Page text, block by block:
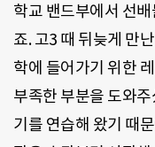
학교 밴드부에서 선
죠. 고3 때 뒤늦게 만
학에 들어가기 위한
부족한 부분을 도와
기를 연습해 왔기 때